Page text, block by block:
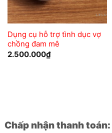
Dụng cụ hỗ trợ tình dục vợ
chồng đam mê
2.500.000₫
Chấp nhận thanh toán: